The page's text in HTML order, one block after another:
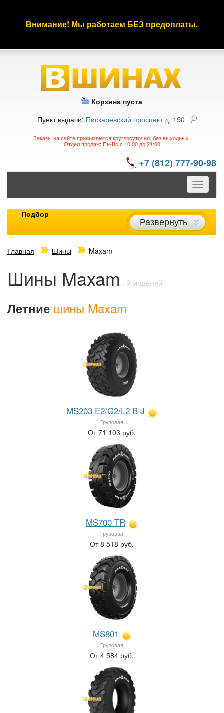
Внимание! Мы работаем БЕЗ предоплаты.
Корзина пуста
Пункт выдачи: Пискарёвский проспект д. 150
Заказы на сайте принимаются круглосуточно, без выходных.
Отдел продаж: Пн-Вс с 10:00 до 21:00
+7 (812) 777-90-98
Toggle
Подбор
Развернуть
Главная Шины Maxam
Шины Maxam / 9 моделей
Летние шины Maxam
MS203 E2/G2/L2 B J
Грузовая
От 71 103 руб.
MS700 TR
Грузовая
От 8 518 руб.
MS801
Грузовая
От 4 584 руб.